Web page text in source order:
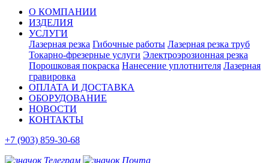
О КОМПАНИИ
ИЗДЕЛИЯ
УСЛУГИ
Лазерная резка Гибочные работы Лазерная резка труб
Токарно-фрезерные услуги Электроэрозионная резка
Порошковая покраска Нанесение уплотнителя Лазерная
гравировка
ОПЛАТА И ДОСТАВКА
ОБОРУДОВАНИЕ
НОВОСТИ
КОНТАКТЫ
+7 (903) 859-30-68